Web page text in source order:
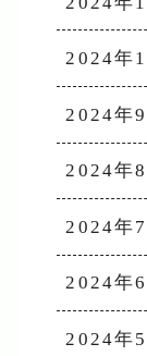
2024年
2024年9
2024年8
2024年7
2024年6
2024年5